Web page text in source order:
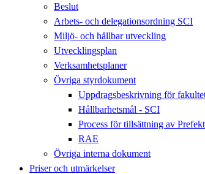
Beslut
Arbets- och delegationsordning SCI
Miljö- och hållbar utveckling
Utvecklingsplan
Verksamhetsplaner
Övriga styrdokument
Uppdragsbeskrivning för
Hållbarhetsmål - SCI
Process för tillsättning av
RAE
Övriga interna dokument
Priser och utmärkelser